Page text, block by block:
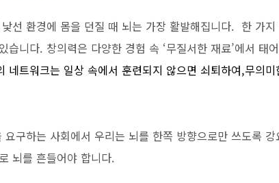
선 환경에 몸을 던질 때 뇌는 가장 활발해집니다. 한 가
습니다. 창의력은 다양한 경험 속 ‘무질서한 재료’에서 태
네트워크는 일상 속에서 훈련되지 않으면 쇠퇴하여,무의
구하는 사회에서 우리는 뇌를 한쪽 방향으로만 쓰도록
뇌를 흔들어야 합니다.